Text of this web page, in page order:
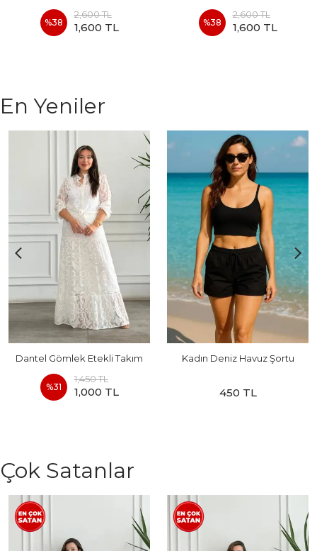
%38
2,600 TL
1,600 TL %38
2,600 TL
1,600 TL
En Yeniler
Dantel Gömlek Etekli Takım
%31
1,450 TL
1,000 TL
Kadın Deniz Havuz Şortu
450 TL
Çok Satanlar